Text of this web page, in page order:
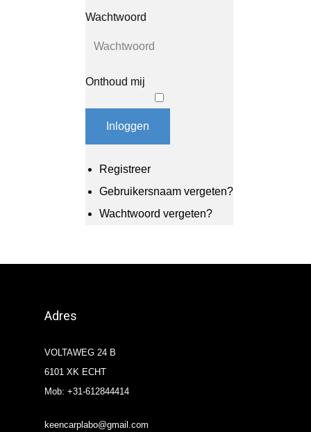
Wachtwoord
Onthoud mij
Inloggen
Registreer
Gebruikersnaam vergeten?
Wachtwoord vergeten?
Adres
VOLTAWEG 24 B
6101 XK ECHT
Mob: +31-612844414
keencarplabo@gmail.com